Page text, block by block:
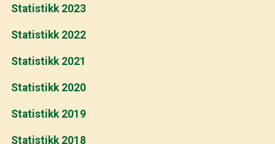
Statistikk 2023
Statistikk 2022
Statistikk 2021
Statistikk 2020
Statistikk 2019
Statistikk 2018